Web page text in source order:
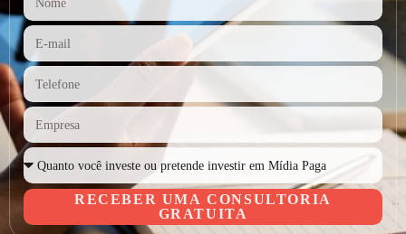
RECEBER UMA CONSULTORIA
GRATUITA